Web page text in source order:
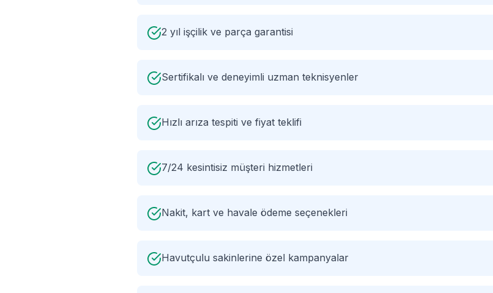
2 yıl işçilik ve parça garantisi
Sertifikalı ve deneyimli uzman teknisyenler
Hızlı arıza tespiti ve fiyat teklifi
7/24 kesintisiz müşteri hizmetleri
Nakit, kart ve havale ödeme seçenekleri
Havutçulu sakinlerine özel kampanyalar